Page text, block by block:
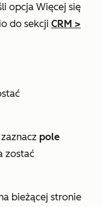
opcja Więcej się
do sekcji CRM >
pole
zostać
bieżącej stronie